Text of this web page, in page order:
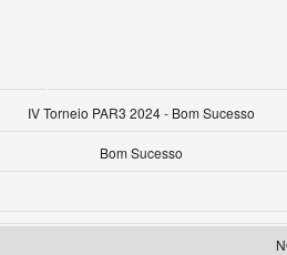
IV Torneio PAR3 2024 - Bom Sucesso
Bom Sucesso